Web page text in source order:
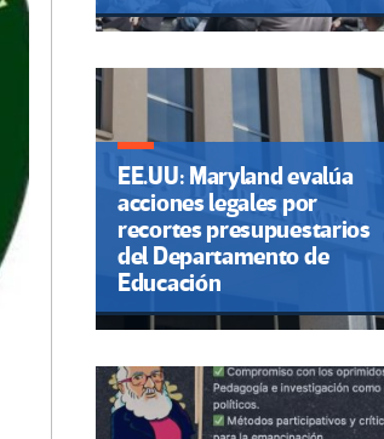
EE.UU: Maryland evalúa
acciones legales por
recortes presupuestarios
del Departamento de
Educación